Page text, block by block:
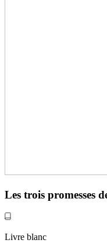
Les trois promesses
Livre blanc